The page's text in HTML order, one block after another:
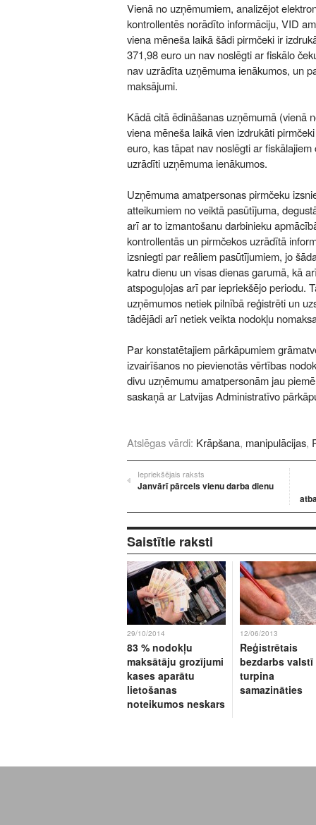
Vienā no uzņēmumiem, analizējot
kontrollentēs norādīto informāciju, VID
viena mēneša laikā šādi pirmčeki ir
371,98 euro un nav noslēgti ar fiskālo
nav uzrādīta uzņēmuma ienākumos, un
maksājumi.
Kādā citā ēdināšanas uzņēmumā (vienā
viena mēneša laikā vien izdrukāti
euro, kas tāpat nav noslēgti ar
uzrādīti uzņēmuma ienākumos.
Uzņēmuma amatpersonas pirmčeku
atteikumiem no veiktā pasūtījuma,
arī ar to izmantošanu darbinieku
kontrollentās un pirmčekos uzrādītā
izsniegti par reāliem pasūtījumiem, jo
katru dienu un visas dienas garumā, kā
atspoguļojas arī par iepriekšējo periodu.
uzņēmumos netiek pilnībā reģistrēti un
tādējādi arī netiek veikta nodokļu
Par konstatētajiem pārkāpumiem
izvairīšanos no pievienotās vērtības
divu uzņēmumu amatpersonām jau
saskaņā ar Latvijas Administratīvo
Atslēgas vārdi: Krāpšana, manipulācijas,
Iepriekšējais raksts
Janvārī pārcels vienu darba dienu
Saistītie raksti
29/10/2014
83 % nodokļu
maksātāju grozījumi
kases aparātu
lietošanas
noteikumos neskars
12/06/2013
Reģistrētais
bezdarbs valstī
turpina
samazināties